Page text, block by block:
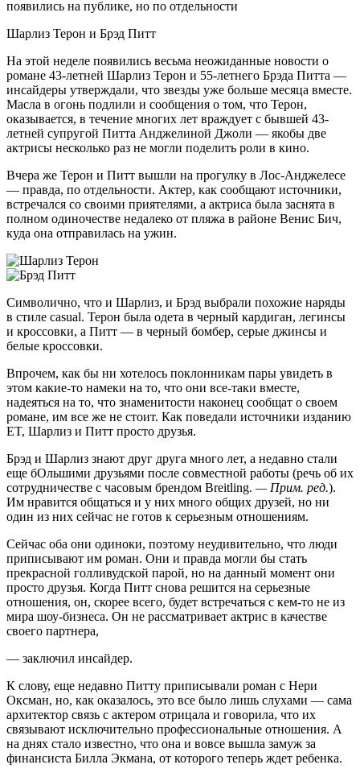
Шарлиз Терон и Брэд Питт
На этой неделе появились весьма неожиданные новости о
романе 43-летней Шарлиз Терон и 55-летнего Брэда Питта —
инсайдеры утверждали, что звезды уже больше месяца вместе.
Масла в огонь подлили и сообщения о том, что Терон,
оказывается, в течение многих лет враждует с бывшей 43-
летней супругой Питта Анджелиной Джоли — якобы две
актрисы несколько раз не могли поделить роли в кино.
Вчера же Терон и Питт вышли на прогулку в Лос-Анджелесе
— правда, по отдельности. Актер, как сообщают источники,
встречался со своими приятелями, а актриса была заснята в
полном одиночестве недалеко от пляжа в районе Венис Бич,
куда она отправилась на ужин.
Символично, что и Шарлиз, и Брэд выбрали похожие наряды
в стиле casual. Терон была одета в черный кардиган, легинсы
и кроссовки, а Питт — в черный бомбер, серые джинсы и
белые кроссовки.
Впрочем, как бы ни хотелось поклонникам пары увидеть в
этом какие-то намеки на то, что они все-таки вместе,
надеяться на то, что знаменитости наконец сообщат о своем
романе, им все же не стоит. Как поведали источники изданию
ET, Шарлиз и Питт просто друзья.
Брэд и Шарлиз знают друг друга много лет, а недавно стали
еще бОльшими друзьями после совместной работы (речь об их
сотрудничестве с часовым брендом Breitling. — Прим. ред.).
Им нравится общаться и у них много общих друзей, но ни
один из них сейчас не готов к серьезным отношениям.
Сейчас оба они одиноки, поэтому неудивительно, что люди
приписывают им роман. Они и правда могли бы стать
прекрасной голливудской парой, но на данный момент они
просто друзья. Когда Питт снова решится на серьезные
отношения, он, скорее всего, будет встречаться с кем-то не из
мира шоу-бизнеса. Он не рассматривает актрис в качестве
своего партнера,
— заключил инсайдер.
К слову, еще недавно Питту приписывали роман с Нери
Оксман, но, как оказалось, это все было лишь слухами — сама
архитектор связь с актером отрицала и говорила, что их
связывают исключительно профессиональные отношения. А
на днях стало известно, что она и вовсе вышла замуж за
финансиста Билла Экмана, от которого теперь ждет ребенка.